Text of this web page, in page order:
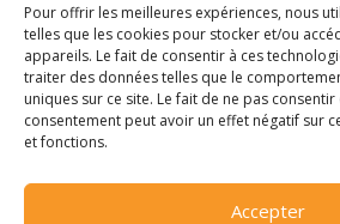
Pour offrir les meilleures expériences, nous
telles que les cookies pour stocker et/ou
appareils. Le fait de consentir à ces
traiter des données telles que le
uniques sur ce site. Le fait de ne pas
consentement peut avoir un effet négatif sur
et fonctions.
Accepter
Envoyer